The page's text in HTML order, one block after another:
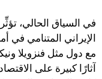
في السياق الحالي،
الإيراني المتنامي في
مع دول مثل فنزويلا
آثارًا كبيرة على